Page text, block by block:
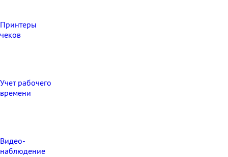
Принтеры
чеков
Учет рабочего
времени
Видео‑
наблюдение